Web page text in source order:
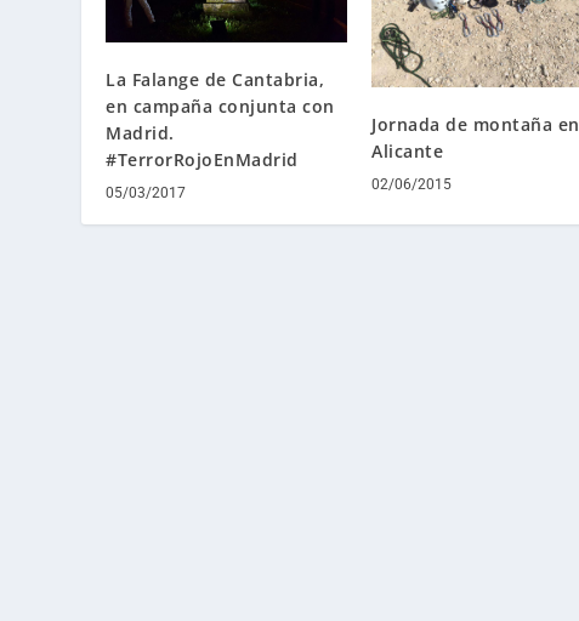
La Falange de Cantabria,
en campaña conjunta con
Madrid.
#TerrorRojoEnMadrid
05/03/2017
Jornada de montaña en
Alicante
02/06/2015